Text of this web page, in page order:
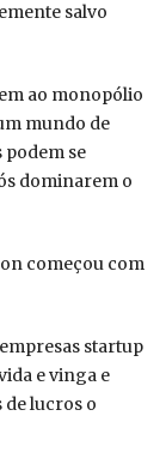
salvo
ao monopólio
mundo de
se
dominarem o
começou com
startup
e vinga e
de lucros o